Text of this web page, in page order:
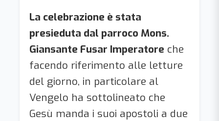
La celebrazione è stata
presieduta dal parroco Mons.
Giansante Fusar Imperatore che
facendo riferimento alle letture
del giorno, in particolare al
Vengelo ha sottolineato che
Gesù manda i suoi apostoli a due